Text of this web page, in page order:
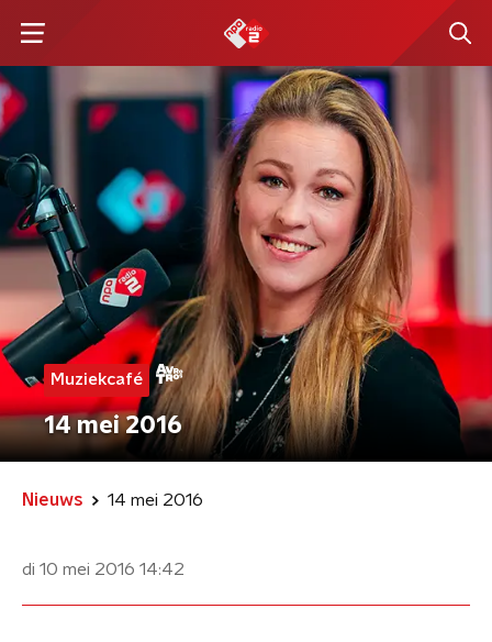
Muziekcafé
14 mei 2016
Nieuws 14 mei 2016
di 10 mei 2016 14:42